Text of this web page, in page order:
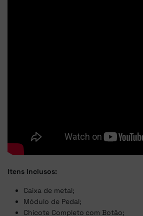
Itens Inclusos:
Caixa de metal;
Módulo de Pedal;
Chicote Completo com Botão;